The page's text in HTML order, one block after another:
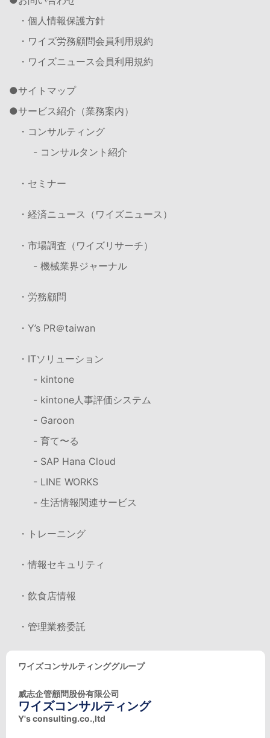
・個人情報保護方針
・ワイズ労務顧問会員利用規約
・ワイズニュース会員利用規約
サイトマップ
サービス紹介（業務案内）
・コンサルティング
- コンサルタント紹介
・セミナー
・経済ニュース（ワイズニュース）
・市場調査（ワイズリサーチ）
- 機械業界ジャーナル
・労務顧問
・Y’s PR＠taiwan
・ITソリューション
- kintone
- kintone人事評価システム
- Garoon
- 育て〜る
- SAP Hana Cloud
- LINE WORKS
- 生活情報関連サービス
・トレーニング
・情報セキュリティ
・飲食店情報
・管理業務委託
ワイズコンサルティンググループ
威志企管顧問股份有限公司
ワイズコンサルティング
Y's consulting.co.,ltd